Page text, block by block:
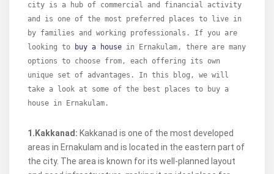
city is a hub of commercial and financial activity
and is one of the most preferred places to live in
by families and working professionals. If you are
looking to
buy a house in Ernakulam, there are many
options to choose from, each offering its own
unique set of advantages. In this blog, we will
take a look at some of the best places to buy a
house in Ernakulam.
1.Kakkanad: Kakkanad is one of the most developed
areas in Ernakulam and is located in the eastern part of
the city. The area is known for its well-planned layout